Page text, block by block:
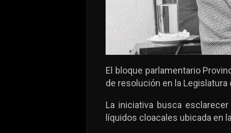
El bloque parlamentario
de resolución en la
La iniciativa busca
líquidos cloacales ubicada en